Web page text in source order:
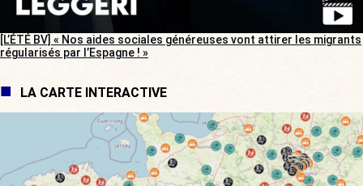
[L’ÉTÉ BV] « Nos aides sociales généreuses vont attirer les migrants
régularisés par l’Espagne ! »
LA CARTE INTERACTIVE